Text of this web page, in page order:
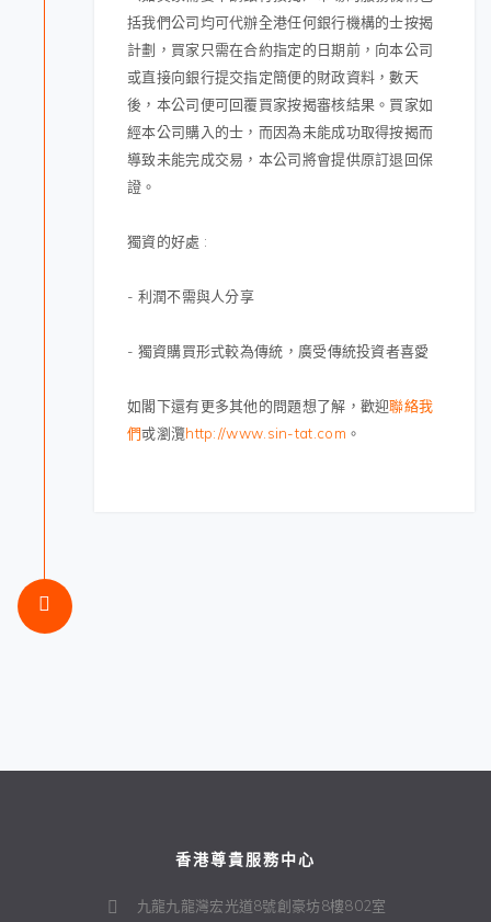
括我們公司均可代辦全港任何銀行機構的士按揭
計劃，買家只需在合約指定的日期前，向本公司
或直接向銀行提交指定簡便的財政資料，數天
後，本公司便可回覆買家按揭審核結果。買家如
經本公司購入的士，而因為未能成功取得按揭而
導致未能完成交易， 本公司將會提供原訂退回保
證。
獨資的好處 :
- 利潤不需與人分享
- 獨資購買形式較為傳統，廣受傳統投資者喜愛
如閣下還有更多其他的問題想了解，歡迎聯絡我
們戓瀏灠http://www.sin-tat.com 。
香港尊貴服務中心
九龍九龍灣宏光道8號創豪坊8樓802室